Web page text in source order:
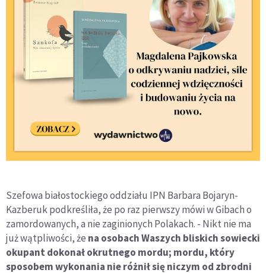
Szefowa białostockiego oddziału IPN Barbara Bojaryn-
Kazberuk podkreśliła, że po raz pierwszy mówi w Gibach o
zamordowanych, a nie zaginionych Polakach. - Nikt nie ma
już wątpliwości, że na osobach Waszych bliskich sowiecki
okupant dokonał okrutnego mordu; mordu, który
sposobem wykonania nie różnił się niczym od zbrodni